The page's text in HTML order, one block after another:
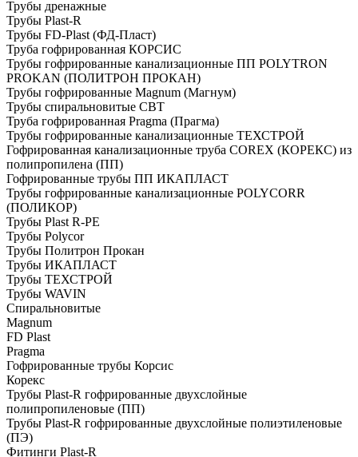
Трубы дренажные
Трубы Plast-R
Трубы FD-Plast (ФД-Пласт)
Труба гофрированная КОРСИС
Трубы гофрированные канализационные ПП POLYTRON
PROKAN (ПОЛИТРОН ПРОКАН)
Трубы гофрированные Magnum (Магнум)
Трубы спиральновитые СВТ
Труба гофрированная Pragma (Прагма)
Трубы гофрированные канализационные ТЕХСТРОЙ
Гофрированная канализационные труба COREX (КОРЕКС) из
полипропилена (ПП)
Гофрированные трубы ПП ИКАПЛАСТ
Трубы гофрированные канализационные POLYCORR
(ПОЛИКОР)
Трубы Plast R-PE
Трубы Polycor
Трубы Политрон Прокан
Трубы ИКАПЛАСТ
Трубы ТЕХСТРОЙ
Трубы WAVIN
Спиральновитые
Magnum
FD Plast
Pragma
Гофрированные трубы Корсис
Корекс
Трубы Plast-R гофрированные двухслойные
полипропиленовые (ПП)
Трубы Plast-R гофрированные двухслойные полиэтиленовые
(ПЭ)
Фитинги Plast-R